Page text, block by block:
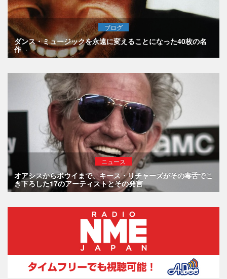
ブログ
ダンス・ミュージックを永遠に変えることになった40枚の名
作
ニュース
オアシスからボウイまで、キース・リチャーズがその毒舌でこ
き下ろした17のアーティストとその発言